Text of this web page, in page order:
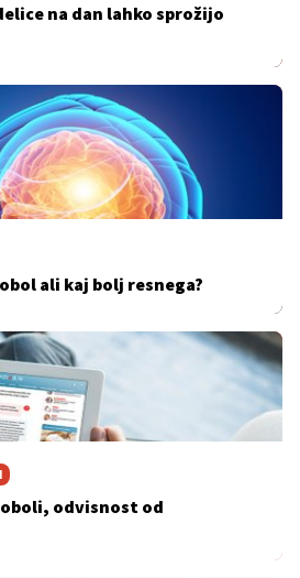
na dan lahko sprožijo
ali kaj bolj resnega?
odvisnost od